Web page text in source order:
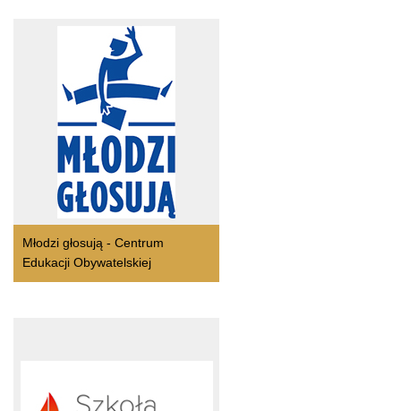
Młodzi głosują - Centrum
Edukacji Obywatelskiej